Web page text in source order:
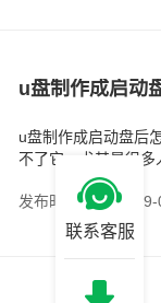
u盘制作成启动
u盘制作成启动盘后
不了它。尤其是很
应该明白，u盘做成
发布时间：2025-09-
联系客服